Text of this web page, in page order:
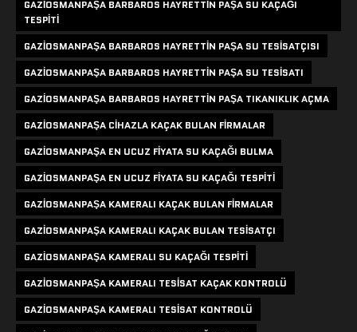
GAZIOSMANPAŞA BARBAROS HAYRETTIN PAŞA SU KAÇAĞI
TESPITI
GAZIOSMANPAŞA BARBAROS HAYRETTIN PAŞA SU TESISATÇISI
GAZIOSMANPAŞA BARBAROS HAYRETTIN PAŞA SU TESISATI
GAZIOSMANPAŞA BARBAROS HAYRETTIN PAŞA TIKANIKLIK AÇMA
GAZIOSMANPAŞA CIHAZLA KAÇAK BULAN FIRMALAR
GAZIOSMANPAŞA EN UCUZ FIYATA SU KAÇAĞI BULMA
GAZIOSMANPAŞA EN UCUZ FIYATA SU KAÇAĞI TESPITI
GAZIOSMANPAŞA KAMERALI KAÇAK BULAN FIRMALAR
GAZIOSMANPAŞA KAMERALI KAÇAK BULAN TESISATÇI
GAZIOSMANPAŞA KAMERALI SU KAÇAĞI TESPITI
GAZIOSMANPAŞA KAMERALI TESISAT KAÇAK KONTROLÜ
GAZIOSMANPAŞA KAMERALI TESISAT KONTROLÜ